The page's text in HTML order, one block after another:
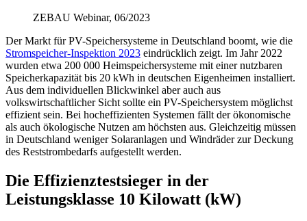
ZEBAU Webinar, 06/2023
Der Markt für PV-Speichersysteme in Deutschland boomt, wie die
Stromspeicher-Inspektion 2023 eindrücklich zeigt. Im Jahr 2022
wurden etwa 200 000 Heimspeichersysteme mit einer nutzbaren
Speicherkapazität bis 20 kWh in deutschen Eigenheimen installiert.
Aus dem individuellen Blickwinkel aber auch aus
volkswirtschaftlicher Sicht sollte ein PV-Speichersystem möglichst
effizient sein. Bei hocheffizienten Systemen fällt der ökonomische
als auch ökologische Nutzen am höchsten aus. Gleichzeitig müssen
in Deutschland weniger Solaranlagen und Windräder zur Deckung
des Reststrombedarfs aufgestellt werden.
Die Effizienztestsieger in der
Leistungsklasse 10 Kilowatt (kW)